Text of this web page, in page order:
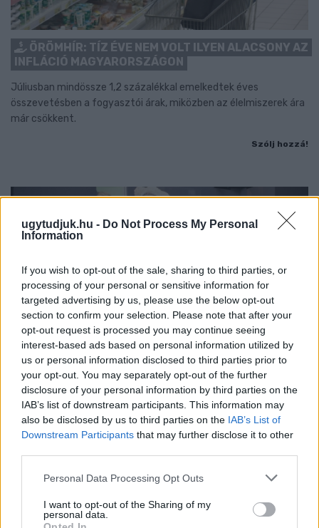
ugytudjuk.hu - Do Not Process My Personal
Information
If you wish to opt-out of the sale, sharing to third parties, or
processing of your personal or sensitive information for
targeted advertising by us, please use the below opt-out
section to confirm your selection. Please note that after your
opt-out request is processed you may continue seeing
interest-based ads based on personal information utilized by
us or personal information disclosed to third parties prior to
your opt-out. You may separately opt-out of the further
disclosure of your personal information by third parties on the
IAB’s list of downstream participants. This information may
also be disclosed by us to third parties on the IAB’s List of
Downstream Participants that may further disclose it to other
Please note that this website/app uses one or more Google
not limited to your visit or usage behaviour. You may click to
grant or deny consent to Google and its third-party tags to
Personal Data Processing Opt Outs
I want to opt-out of the Sharing of my
personal data.
ÖRÖMHÍR: TÍZ ÉVE NEM VOLT ILYEN ALACSONY AZ
INFLÁCIÓ MAGYARORSZÁGON
Júliusban mindössze 1,2 százalékkal emelkedtek éves
összevetésben a fogyasztói árak, miközben az élelmiszerek ára
már csökkent.
Szólj hozzá!
A BAROKK ÖSSZES ÁRNYALATA ÉS MÉG EGY SOR
KIVÁLÓ PROGRAM VÁR MINDENKIT EZEN A HÉTVÉGÉN
GYŐRBEN
Középpontban a hagyományőrzés, de lesz Pogány Induló és
Majka koncert, jóga szeánsz, “borhajózás” és egy csomó minden
Szólj hozzá!